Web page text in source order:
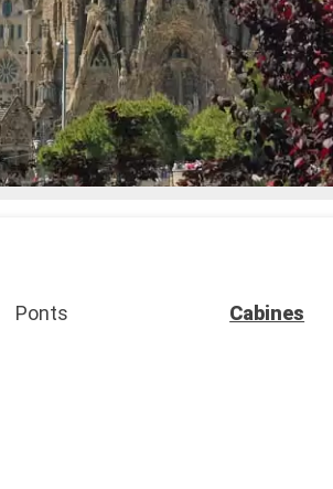
Ponts Cabines